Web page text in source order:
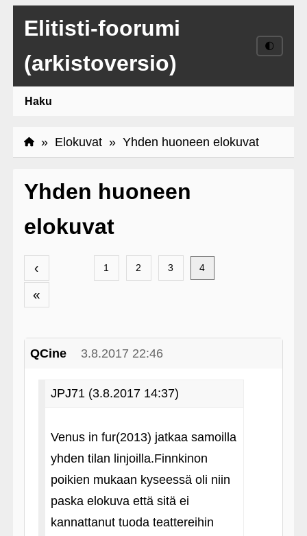
Elitisti-foorumi
(arkistoversio)
🌓
Haku
» Elokuvat» Yhden huoneen elokuvat
Yhden huoneen
elokuvat
‹
«
1 2 3 4
QCine 3.8.2017 22:46
JPJ71 (3.8.2017 14:37)
Venus in fur(2013) jatkaa samoilla
yhden tilan linjoilla.Finnkinon
poikien mukaan kyseessä oli niin
paska elokuva että sitä ei
kannattanut tuoda teattereihin